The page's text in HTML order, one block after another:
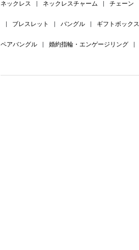
ネックレス ネックレスチャーム チェーン
ブレスレット バングル ギフトボックス
ペアバングル 婚約指輪・エンゲージリング